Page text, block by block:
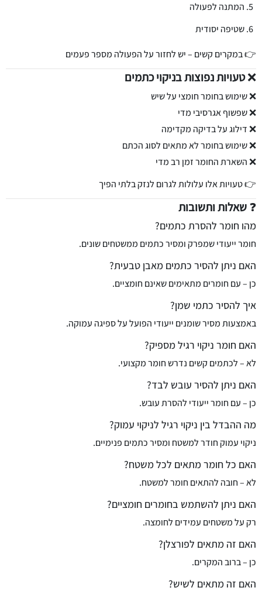
המתנה לפעולה
שטיפה יסודית
👉 במקרים קשים – יש לחזור על הפעולה מספר פעמים
❌טעויות נפוצות בניקוי כתמים
❌ שימוש בחומר חומצי על שיש
❌ שפשוף אגרסיבי מדי
❌ דילוג על בדיקה מקדימה
❌ שימוש בחומר לא מתאים לסוג הכתם
❌ השארת החומר זמן רב מדי
👉 טעויות אלו עלולות לגרום לנזק בלתי הפיך
❓שאלות ותשובות
מהו חומר להסרת כתמים?
חומר ייעודי שמפרק ומסיר כתמים ממשטחים שונים.
האם ניתן להסיר כתמים מאבן טבעית?
כן – עם חומרים מתאימים שאינם חומציים.
איך להסיר כתמי שמן?
באמצעות מסיר שומנים ייעודי הפועל על ספיגה עמוקה.
האם חומר ניקוי רגיל מספיק?
לא – לכתמים קשים נדרש חומר מקצועי.
האם ניתן להסיר עובש לבד?
כן – עם חומר ייעודי להסרת עובש.
מה ההבדל בין ניקוי רגיל לניקוי עמוק?
ניקוי עמוק חודר למשטח ומסיר כתמים פנימיים.
האם כל חומר מתאים לכל משטח?
לא – חובה להתאים חומר למשטח.
האם ניתן להשתמש בחומרים חומציים?
רק על משטחים עמידים לחומצה.
האם זה מתאים לפורצלן?
כן – ברוב המקרים.
האם זה מתאים לשיש?